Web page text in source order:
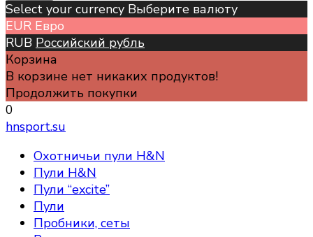
Select your currency Выберите валюту
EUR Евро
RUB Российский рубль
Корзина
В корзине нет никаких продуктов!
Продолжить покупки
0
hnsport.su
Охотничьи пули H&N
Пули H&N
Пули “excite”
Пули
Пробники, сеты